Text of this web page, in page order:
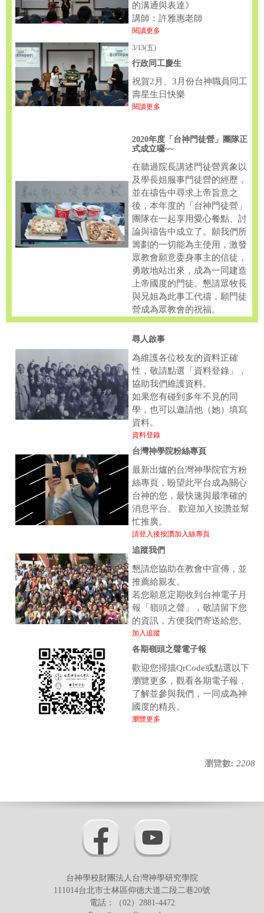
的溝通與表達》
講師：許雅惠老師
閱讀更多
3/13(五)
行政同工慶生
祝賀2月、3月份台神職員同工
壽星生日快樂
閱讀更多
2020年度「台神門徒營」團隊正
式成立囉~~
在聽過院長講述門徒營異象以
及學長姐服事門徒營的經歷，
並在禱告中尋求上帝旨意之
後，本年度的「台神門徒營」
團隊在一起享用愛心餐點、討
論與禱告中成立了。願我們所
籌劃的一切能為主使用，激發
眾教會願意委身事主的信徒，
勇敢地站出來，成為一同建造
上帝國度的門徒。懇請眾牧長
與兄姐為此事工代禱，願門徒
營成為眾教會的祝福。
尋人啟事
為維護各位校友的資料正確
性，敬請點選「資料登錄」，
協助我們維護資料。
如果您有碰到多年不見的同
學，也可以邀請他（她）填寫
資料。
資料登錄
台灣神學院粉絲專頁
最新出爐的台灣神學院官方粉
絲專頁，盼望此平台成為關心
台神的您，最快速與最準確的
消息平台。 歡迎加入按讚並幫
忙推廣。
請登入後按讚加入絲專頁
追蹤我們
懇請您協助在教會中宣傳，並
推薦給親友。
若您願意定期收到台神電子月
報「嶺頭之聲」，敬請留下您
的資訊，方便我們寄送給您。
加入追蹤
各期嶺頭之聲電子報
歡迎您掃描QrCode或點選以下
瀏覽更多，觀看各期電子報，
了解並參與我們，一同成為神
國度的精兵。
瀏覽更多
瀏覽數: 2208
台神學校財團法人台灣神學研究學院
111014台北市士林區仰德大道二段二巷20號
電話：（02）2881-4472